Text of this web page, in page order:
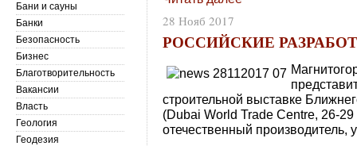
28 Нояб 2017
РОССИЙСКИЕ
строительной выставке
(Dubai World Trade Centre, 26-
отечественный производитель,
Бани и сауны
Банки
Безопасность
Бизнес
Благотворительность
Вакансии
Власть
Геология
Геодезия